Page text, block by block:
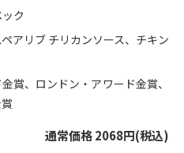
ク
アリブ チリカンソース、チキン
賞、ロンドン・アワード金賞、
通常価格 2068円(税込)